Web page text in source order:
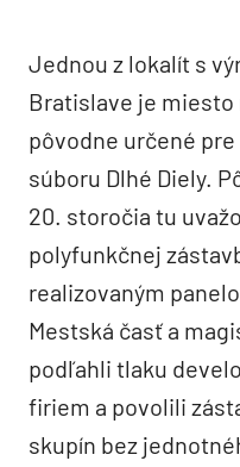
Jednou z lokalít s
Bratislave je miesto
pôvodne určené
súboru Dlhé Diely.
20. storočia tu
polyfunkčnej
realizovaným
Mestská časť a
podľahli tlaku
firiem a povolili
skupín bez